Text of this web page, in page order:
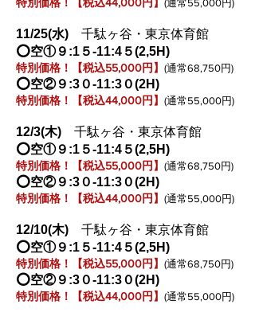
(通常55,000円)
11/25(水) 千駄ヶ谷・東京体育館
⭕️空①９:1５-11:4５(2,5H)
特別価格！【税込55,000円】 (通常68,750円)
⭕️空②９:3０-11:3０(2H)
特別価格！【税込44,000円】 (通常55,000円)
12/3(木) 千駄ヶ谷・東京体育館
⭕️空①９:1５-11:4５(2,5H)
特別価格！【税込55,000円】 (通常68,750円)
⭕️空②９:3０-11:3０(2H)
特別価格！【税込44,000円】 (通常55,000円)
12/10(木) 千駄ヶ谷・東京体育館
⭕️空①９:1５-11:4５(2,5H)
特別価格！【税込55,000円】 (通常68,750円)
⭕️空②９:3０-11:3０(2H)
特別価格！【税込44,000円】 (通常55,000円)